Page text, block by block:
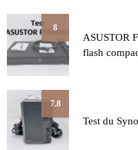
8
ASUSTOR
flash
7.8
Test du